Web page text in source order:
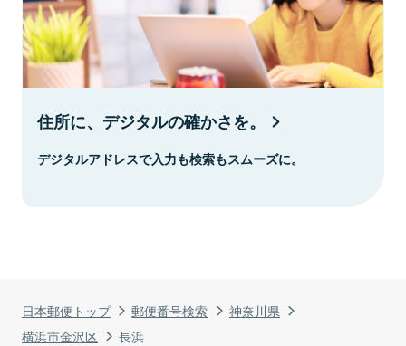
日本郵便トップ 郵便番号検索
神奈川県
横浜市金沢区
長浜
住所に、デジタルの確かさを。
デジタルアドレスで入力も検索もスムーズに。